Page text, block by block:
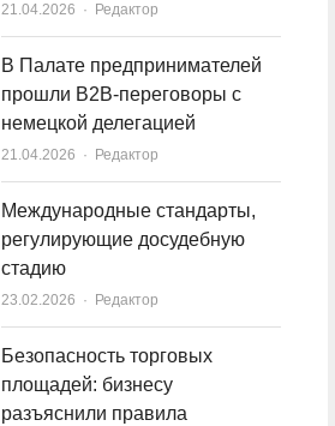
21.04.2026 Author
Редактор
В Палате предпринимателей
прошли B2B-переговоры с
немецкой делегацией
21.04.2026 Author
Редактор
Международные стандарты,
регулирующие досудебную
стадию
23.02.2026 Author
Редактор
Безопасность торговых
площадей: бизнесу
разъяснили правила